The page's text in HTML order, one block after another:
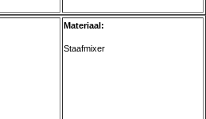
Materiaal:
Staafmixer